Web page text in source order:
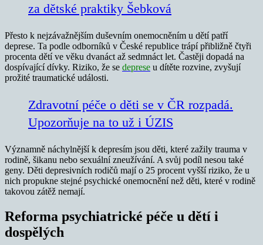
za dětské praktiky Šebková
Přesto k nejzávažnějším duševním onemocněním u dětí patří
deprese. Ta podle odborníků v České republice trápí přibližně čtyři
procenta dětí ve věku dvanáct až sedmnáct let. Častěji dopadá na
dospívající dívky. Riziko, že se deprese u dítěte rozvine, zvyšují
prožité traumatické události.
Zdravotní péče o děti se v ČR rozpadá.
Upozorňuje na to už i ÚZIS
Významně náchylnější k depresím jsou děti, které zažily trauma v
rodině, šikanu nebo sexuální zneužívání. A svůj podíl nesou také
geny. Děti depresivních rodičů mají o 25 procent vyšší riziko, že u
nich propukne stejné psychické onemocnění než děti, které v rodině
takovou zátěž nemají.
Reforma psychiatrické péče u dětí i
dospělých